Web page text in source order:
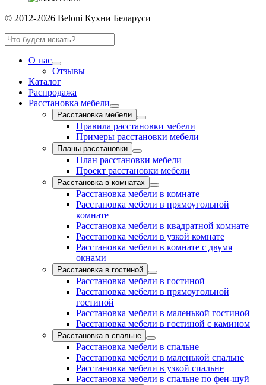
© 2012-2026 Beloni Кухни Беларуси
О нас
Отзывы
Каталог
Распродажа
Расстановка мебели
Расстановка мебели
Правила расстановки мебели
Примеры расстановки мебели
Планы расстановки
План расстановки мебели
Проект расстановки мебели
Расстановка в комнатах
Расстановка мебели в комнате
Расстановка мебели в прямоугольной
комнате
Расстановка мебели в квадратной комнате
Расстановка мебели в узкой комнате
Расстановка мебели в комнате с двумя
окнами
Расстановка в гостиной
Расстановка мебели в гостиной
Расстановка мебели в прямоугольной
гостиной
Расстановка мебели в маленькой гостиной
Расстановка мебели в гостиной с камином
Расстановка в спальне
Расстановка мебели в спальне
Расстановка мебели в маленькой спальне
Расстановка мебели в узкой спальне
Расстановка мебели в спальне по фен-шуй